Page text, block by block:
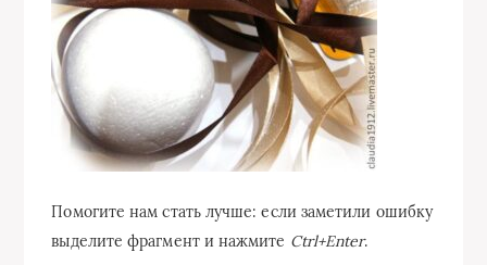
Помогите нам стать лучше: если заметили ошибку
выделите фрагмент и нажмите Ctrl+Enter.